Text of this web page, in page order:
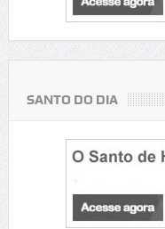
SANTO DO DIA